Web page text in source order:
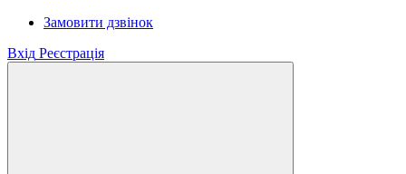
Замовити дзвінок
Вхід Реєстрація